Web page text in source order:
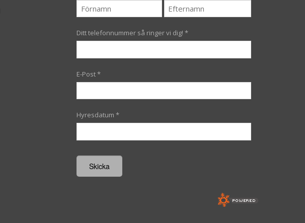
Ditt telefonnummer så ringer vi dig!*
E-Post*
Hyresdatum*